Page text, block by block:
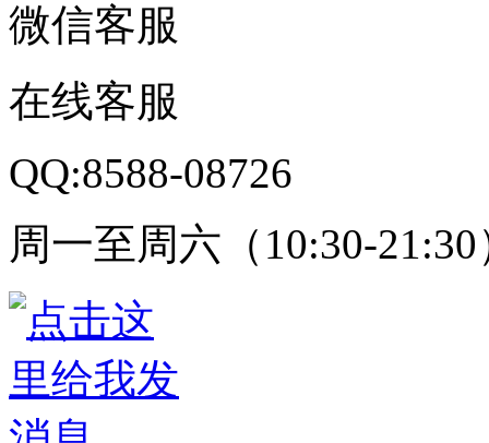
微信客服
在线客服
QQ:8588-08726
周一至周六（10:30-21:30